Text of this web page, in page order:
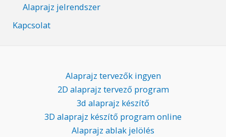
Alaprajz jelrendszer
Kapcsolat
Alaprajz tervezők ingyen
2D alaprajz tervező program
3d alaprajz készítő
3D alaprajz készítő program online
Alaprajz ablak jelölés